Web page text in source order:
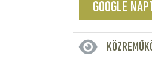
GOOGLE